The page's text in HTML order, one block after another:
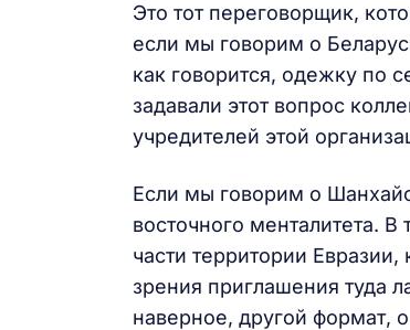
Это тот переговорщик,
если мы говорим о
как говорится, одежку по
задавали этот вопрос
учредителей этой
Если мы говорим о
восточного менталитета.
части территории
зрения приглашения туда
наверное, другой формат,